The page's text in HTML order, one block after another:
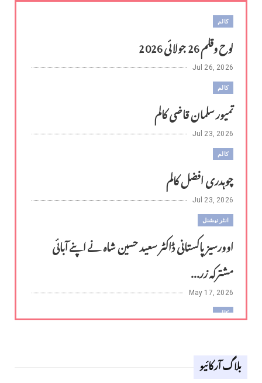
کالم
لوح وقلم 26 جولائی 2026
Jul 26, 2026
کالم
تمیور سلمان قاضی کالم
Jul 23, 2026
کالم
چوہدری افضل کالم
Jul 23, 2026
انٹر نیشنل
اوورسیز پاکستانی ڈاکٹر سعید حسین شاہ نے اپنے آبائی
مشترکہ زر...
May 17, 2026
کالم
Apr 18, 2026
بلاگ آرکائیو